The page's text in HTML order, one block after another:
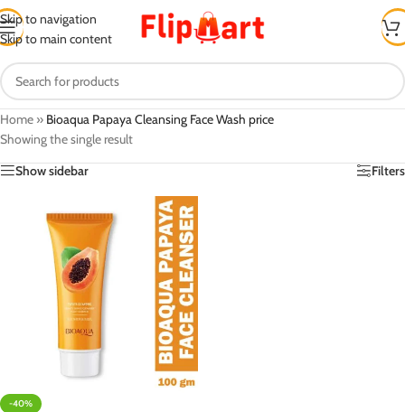
Skip to navigation
Skip to main content
Home » Bioaqua Papaya Cleansing Face Wash price
Showing the single result
Show sidebar
Filters
-40%